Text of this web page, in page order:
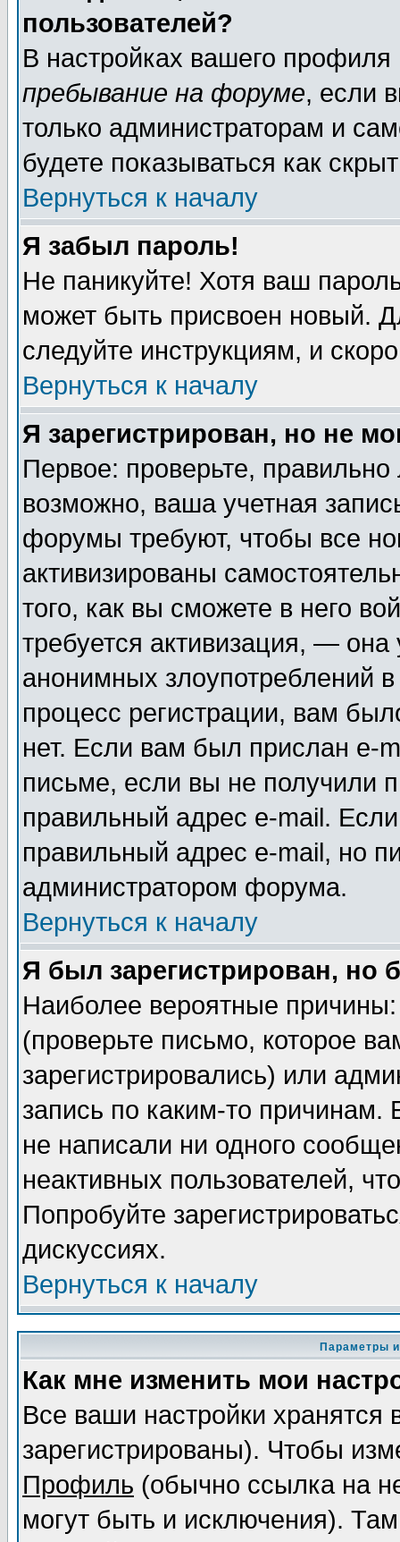
пользователей?
В настройках вашего
пребывание на форуме, если
только администраторам и
будете показываться как
Вернуться к началу
Я забыл пароль!
Не паникуйте! Хотя ваш
может быть присвоен новый.
следуйте инструкциям, и
Вернуться к началу
Я зарегистрирован, но не
Первое: проверьте,
возможно, ваша учетная
форумы требуют, чтобы все
активизированы
того, как вы сможете в него
требуется активизация, —
анонимных злоупотреблений
процесс регистрации, вам
нет. Если вам был прислан e-
письме, если вы не получили
правильный адрес e-mail.
правильный адрес e-mail, но
администратором форума.
Вернуться к началу
Я был зарегистрирован, но
Наиболее вероятные
(проверьте письмо, которое
зарегистрировались) или
запись по каким-то
не написали ни одного
неактивных пользователей,
Попробуйте
дискуссиях.
Вернуться к началу
Параметры
Как мне изменить мои
Все ваши настройки
зарегистрированы). Чтобы
Профиль (обычно ссылка на
могут быть и исключения).